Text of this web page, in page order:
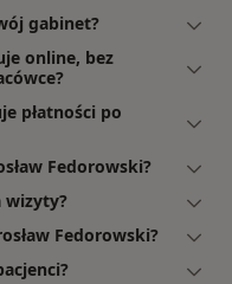
gabinet?
online, bez
płatności po
Fedorowski?
wizyty?
Fedorowski?